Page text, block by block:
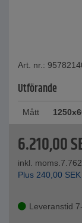
Art. nr.:
Utförande
Mått
6.210,00
inkl. moms.
Plus 240,00 SEK
Leveranstid